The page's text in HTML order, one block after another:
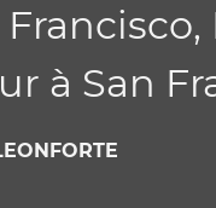
à San